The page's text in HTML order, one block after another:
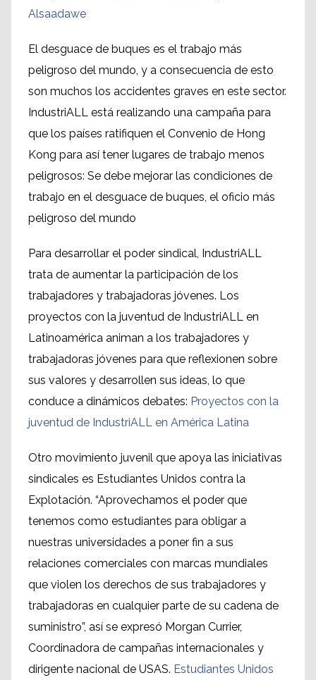
Alsaadawe
El desguace de buques es el trabajo más
peligroso del mundo, y a consecuencia de esto
son muchos los accidentes graves en este sector.
IndustriALL está realizando una campaña para
que los países ratifiquen el Convenio de Hong
Kong para así tener lugares de trabajo menos
peligrosos: Se debe mejorar las condiciones de
trabajo en el desguace de buques, el oficio más
peligroso del mundo
Para desarrollar el poder sindical, IndustriALL
trata de aumentar la participación de los
trabajadores y trabajadoras jóvenes. Los
proyectos con la juventud de IndustriALL en
Latinoamérica animan a los trabajadores y
trabajadoras jóvenes para que reflexionen sobre
sus valores y desarrollen sus ideas, lo que
conduce a dinámicos debates: Proyectos con la
juventud de IndustriALL en América Latina
Otro movimiento juvenil que apoya las iniciativas
sindicales es Estudiantes Unidos contra la
Explotación. “Aprovechamos el poder que
tenemos como estudiantes para obligar a
nuestras universidades a poner fin a sus
relaciones comerciales con marcas mundiales
que violen los derechos de sus trabajadores y
trabajadoras en cualquier parte de su cadena de
suministro”, así se expresó Morgan Currier,
Coordinadora de campañas internacionales y
dirigente nacional de USAS. Estudiantes Unidos